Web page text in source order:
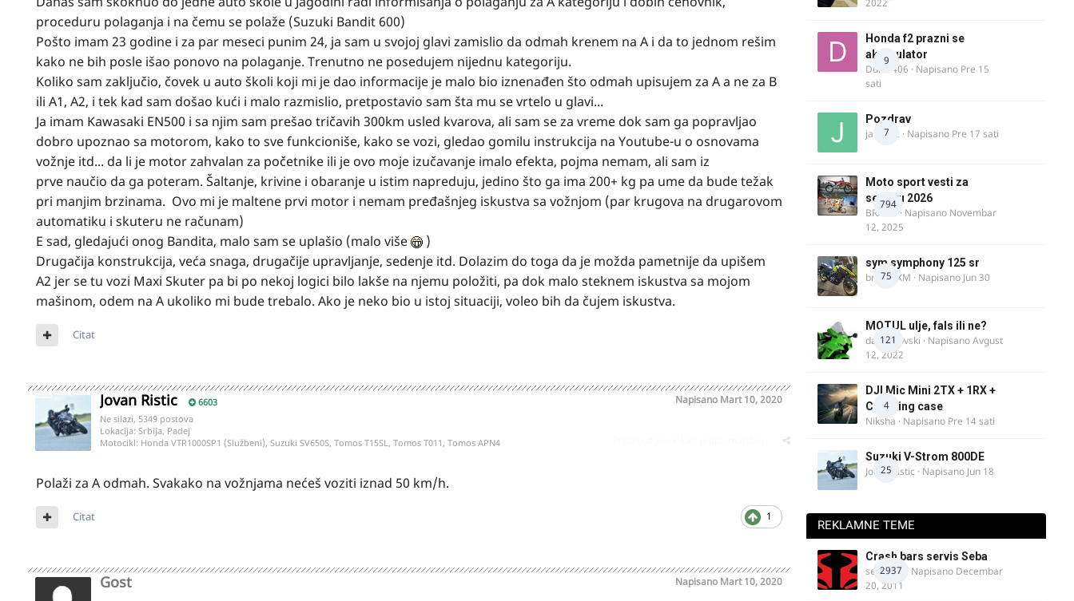
proceduru polaganja i na čemu se polaže (Suzuki Bandit 600)
Pošto imam 23 godine i za par meseci punim 24, ja sam u svojoj glavi zamislio da odmah krenem na A i da to jednom rešim
kako ne bih posle išao ponovo na polaganje. Trenutno ne posedujem nijednu kategoriju.
Koliko sam zaključio, čovek u auto školi koji mi je dao informacije je malo bio iznenađen što odmah upisujem za A a ne za B
ili A1, A2, i tek kad sam došao kući i malo razmislio, pretpostavio sam šta mu se vrtelo u glavi...
Ja imam Kawasaki EN500 i sa njim sam prešao tričavih 300km usled kvarova, ali sam se za vreme dok sam ga popravljao
dobro upoznao sa motorom, kako to sve funkcioniše, kako se vozi, gledao gomilu instrukcija na Youtube-u o osnovama
vožnje itd... da li je motor zahvalan za početnike ili je ovo moje izučavanje imalo efekta, pojma nemam, ali sam iz
prve naučio da ga poteram. Šaltanje, krivine i obaranje u istim napreduju, jedino što ga ima 200+ kg pa ume da bude težak
pri manjim brzinama. Ovo mi je maltene prvi motor i nemam pređašnjeg iskustva sa vožnjom (par krugova na drugarovom
automatiku i skuteru ne računam)
E sad, gledajući onog Bandita, malo sam se uplašio (malo više
)
Drugačija konstrukcija, veća snaga, drugačije upravljanje, sedenje itd. Dolazim do toga da je možda pametnije da upišem
A2 jer se tu vozi Maxi Skuter pa bi po nekoj logici bilo lakše na njemu položiti, pa dok malo steknem iskustva sa mojom
mašinom, odem na A ukoliko mi bude trebalo. Ako je neko bio u istoj situaciji, voleo bih da čujem iskustva.
Citat
Jovan Ristic 6603 Napisano Mart 10, 2020
Ne silazi, 5349 postova
Lokacija: Srbija, Padej
Motocikl: Honda VTR1000SP1 (Službeni), Suzuki SV650S, Tomos T15SL, Tomos T011, Tomos APN4
Polaži za A odmah. Svakako na vožnjama nećeš voziti iznad 50 km/h.
1
Citat
Gost Napisano Mart 10, 2020
9
Honda f2 prazni se
akomulator
Dule1406 · Napisano Pre 15
sati
7
Pozdrav
jasminc · Napisano Pre 17 sati
794
Moto sport vesti za
sezonu 2026
BRACO · Napisano Novembar
12, 2025
75
sym symphony 125 sr
brankoXM · Napisano Jun 30
121
MOTUL ulje, fals ili ne?
dalipopovski · NapisanoAvgust
12, 2022
4
DJI Mic Mini 2TX + 1RX +
Charging case
Niksha · Napisano Pre 14 sati
25
Suzuki V-Strom 800DE
Jovan Ristic · Napisano Jun 18
REKLAMNE TEME
2937
Crash bars servis Seba
seba011 · Napisano Decembar
20, 2011